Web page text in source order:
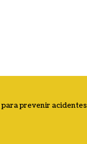
para prevenir acidentes